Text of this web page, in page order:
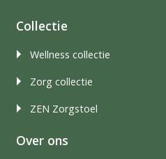
Collectie
Wellness collectie
Zorg collectie
ZEN Zorgstoel
Over ons